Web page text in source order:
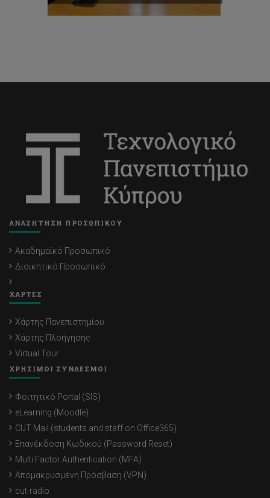
ΑΝΑΖΗΤΗΣΗ ΠΡΟΣΩΠΙΚΟΥ
Ακαδημαϊκό Προσωπικό
Διοικητικό Προσωπικό
ΧΑΡΤΕΣ
Χάρτης Πανεπιστημίου
Χάρτης Πλοήγησης
Virtual Tour
ΧΡΗΣΙΜΟΙ ΣΥΝΔΕΣΜΟΙ
Φοιτητικό Portal (SIS)
eLearning (Moodle)
CUT Mail (students and staff on Office365)
Επανέκδοση Κωδικού (Password Reset)
Multi Factor Authentication (MFA)
Απομακρυσμένη Πρόσβαση (VPN)
cut-radio